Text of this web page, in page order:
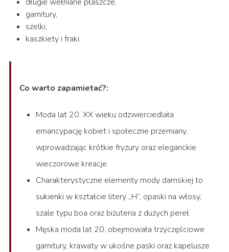
garnitury,
szelki,
kaszkiety i fraki.
Co warto zapamietać?:
Moda lat 20. XX wieku odzwierciedlała
emancypację kobiet i społeczne przemiany,
wprowadzając krótkie fryzury oraz eleganckie
wieczorowe kreacje.
Charakterystyczne elementy mody damskiej to
sukienki w kształcie litery „H”, opaski na włosy,
szale typu boa oraz biżuteria z dużych pereł.
Męska moda lat 20. obejmowała trzyczęściowe
garnitury, krawaty w ukośne paski oraz kapelusze